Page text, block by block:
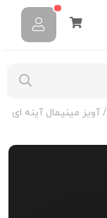
/ آویز مینیمال آینه ای N-M-07